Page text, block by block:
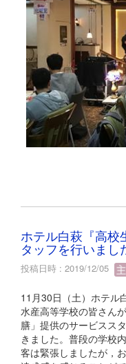
ホテル白萩『高校
タッフを行いまし
投稿日時 : 2019/12/05
11月30日（土）ホテル
水産高等学校の皆さん
膳」提供のサービスス
きました。普段の学校
客は緊張しましたが，